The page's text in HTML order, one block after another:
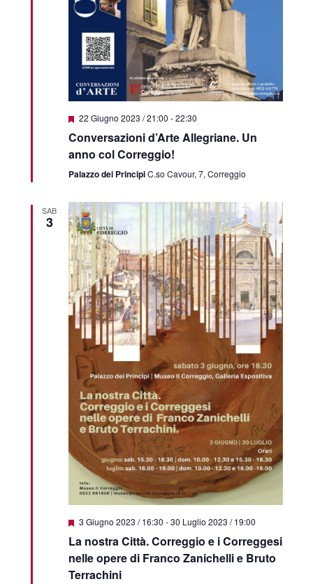
Featured
22 Giugno 2023 / 21:00 -22:30
Conversazioni d’Arte Allegriane. Un
anno col Correggio!
Palazzo dei PrincipiC.so Cavour, 7, Correggio
SAB
3
Featured
3 Giugno 2023 / 16:30 -30 Luglio 2023 / 19:00
La nostra Città. Correggio e i Correggesi
nelle opere di Franco Zanichelli e Bruto
Terrachini